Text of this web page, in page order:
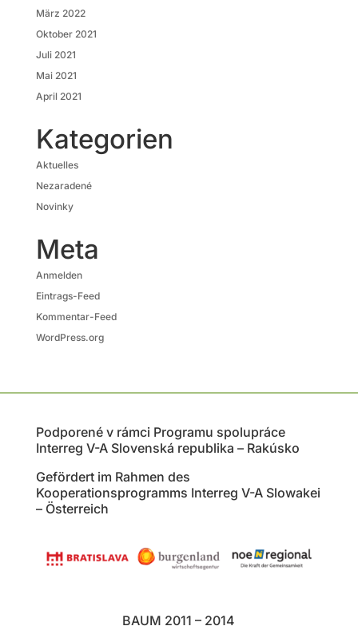
März 2022
Oktober 2021
Juli 2021
Mai 2021
April 2021
Kategorien
Aktuelles
Nezaradené
Novinky
Meta
Anmelden
Eintrags-Feed
Kommentar-Feed
WordPress.org
Podporené v rámci Programu spolupráce
Interreg V-A Slovenská republika – Rakúsko
Gefördert im Rahmen des
Kooperationsprogramms Interreg V-A Slowakei
– Österreich
BAUM 2011 – 2014